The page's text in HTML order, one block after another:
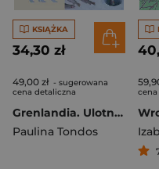
KSIĄŻKA
34,30 zł
49,00 zł - sugerowana
cena detaliczna
Grenlandia. Ulotny duch Północy. Oblicza świata
Paulina Tondos